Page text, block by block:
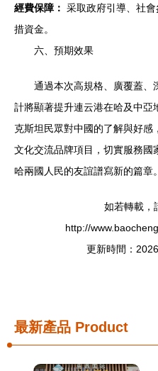
經費保障： 采取政府引導、社
措資金。
六、預期效果
通過本次高規格、廣覆蓋、
計將顯著提升連云港在哈及中
克斯坦民眾對中國的了解與好
文化交流品牌項目，切實服務國
哈兩國人民的友誼譜寫新的篇章。
如若轉載，
http://
更新時間：
最新產品 Product